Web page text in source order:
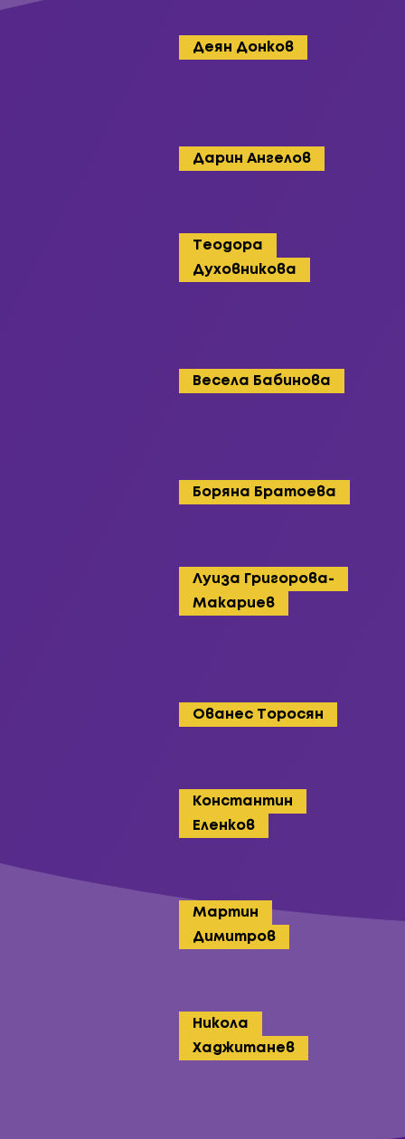
Деян Донков
Дарин Ангелов
Теодора
Духовникова
Весела Бабинова
Боряна Братоева
Луиза Григорова-
Макариев
Ованес Торосян
Константин
Еленков
Мартин
Димитров
Никола
Хаджитанев